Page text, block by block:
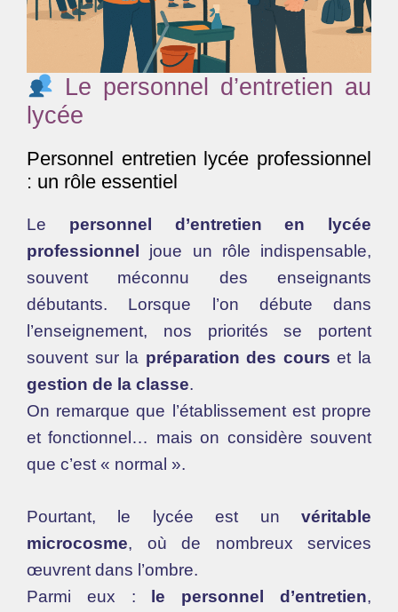
Le personnel d’entretien au
lycée
Personnel entretien lycée professionnel
: un rôle essentiel
Le personnel d’entretien en lycée
professionnel
joue un rôle indispensable,
souvent méconnu des enseignants
débutants. Lorsque l’on débute dans
l’enseignement, nos priorités se portent
souvent sur la préparation des cours et la
gestion de la classe.
On remarque que l’établissement est propre
et fonctionnel… mais on considère souvent
que c’est « normal ».
Pourtant, le lycée est un véritable
microcosme, où de nombreux services
œuvrent dans l’ombre.
Parmi eux : le personnel d’entretien,